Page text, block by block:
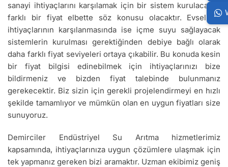
sanayi ihtiyaçlarını karşılamak için bir sistem kurulacaksa
farklı bir fiyat elbette söz konusu olacaktır. Evsel su
ihtiyaçlarının karşılanmasında ise içme suyu sağlayacak
sistemlerin kurulması gerektiğinden debiye bağlı olarak
daha farklı fiyat seviyeleri ortaya çıkabilir. Bu konuda kesin
bir fiyat bilgisi edinebilmek için ihtiyaçlarınızı bize
bildirmeniz ve bizden fiyat talebinde bulunmanız
gerekecektir. Biz sizin için gerekli projelendirmeyi en hızlı
şekilde tamamlıyor ve mümkün olan en uygun fiyatları size
sunuyoruz.
Demirciler Endüstriyel Su Arıtma hizmetlerimiz
kapsamında, ihtiyaçlarınıza uygun çözümlere ulaşmak için
tek yapmanız gereken bizi aramaktır. Uzman ekibimiz geniş